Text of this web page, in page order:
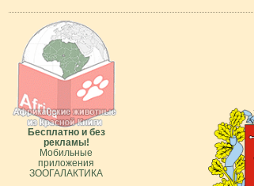
Бесплатно и без
рекламы!
Мобильные
приложения
ЗООГАЛАКТИКА